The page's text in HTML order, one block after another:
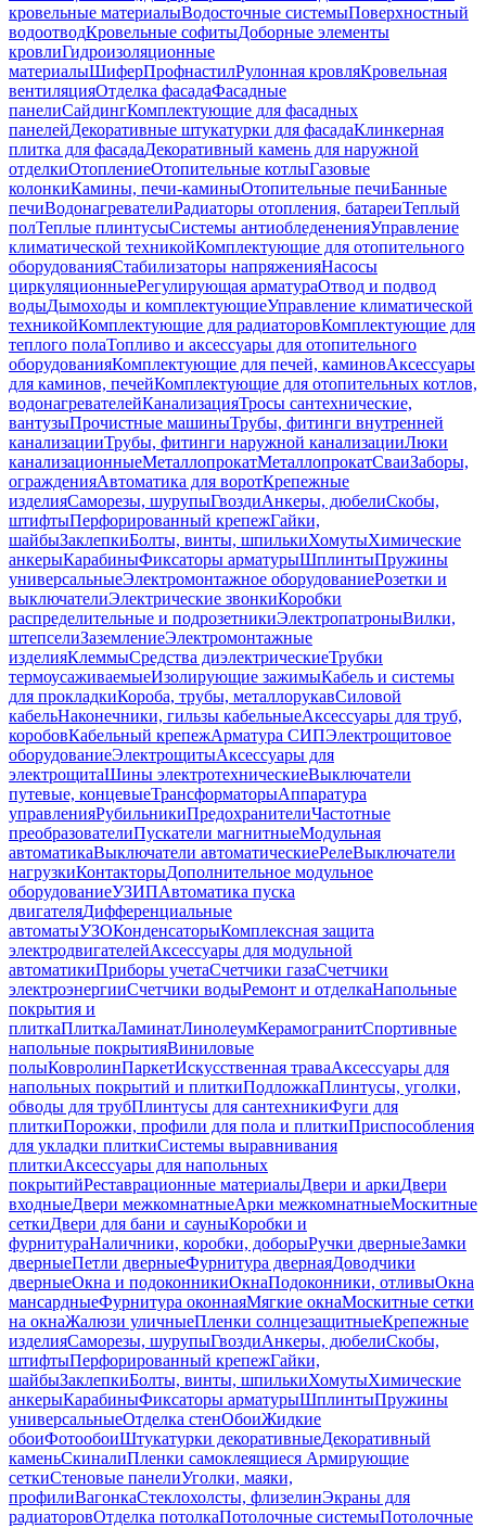
кровельные материалыВодосточные системыПоверхностный
водоотводКровельные софитыДоборные элементы
кровлиГидроизоляционные
материалыШиферПрофнастилРулонная кровляКровельная
вентиляцияОтделка фасадаФасадные
панелиСайдингКомплектующие для фасадных
панелейДекоративные штукатурки для фасадаКлинкерная
плитка для фасадаДекоративный камень для наружной
отделкиОтоплениеОтопительные котлыГазовые
колонкиКамины, печи-каминыОтопительные печиБанные
печиВодонагревателиРадиаторы отопления, батареиТеплый
полТеплые плинтусыСистемы антиобледененияУправление
климатической техникойКомплектующие для отопительного
оборудованияСтабилизаторы напряженияНасосы
циркуляционныеРегулирующая арматураОтвод и подвод
водыДымоходы и комплектующиеУправление климатической
техникойКомплектующие для радиаторовКомплектующие для
теплого полаТопливо и аксессуары для отопительного
оборудованияКомплектующие для печей, каминовАксессуары
для каминов, печейКомплектующие для отопительных котлов,
водонагревателейКанализацияТросы сантехнические,
вантузыПрочистные машиныТрубы, фитинги внутренней
канализацииТрубы, фитинги наружной канализацииЛюки
канализационныеМеталлопрокатМеталлопрокатСваиЗаборы,
огражденияАвтоматика для воротКрепежные
изделияСаморезы, шурупыГвоздиАнкеры, дюбелиСкобы,
штифтыПерфорированный крепежГайки,
шайбыЗаклепкиБолты, винты, шпилькиХомутыХимические
анкерыКарабиныФиксаторы арматурыШплинтыПружины
универсальныеЭлектромонтажное оборудованиеРозетки и
выключателиЭлектрические звонкиКоробки
распределительные и подрозетникиЭлектропатроныВилки,
штепселиЗаземлениеЭлектромонтажные
изделияКлеммыСредства диэлектрическиеТрубки
термоусаживаемыеИзолирующие зажимыКабель и системы
для прокладкиКороба, трубы, металлорукавСиловой
кабельНаконечники, гильзы кабельныеАксессуары для труб,
коробовКабельный крепежАрматура СИПЭлектрощитовое
оборудованиеЭлектрощитыАксессуары для
электрощитаШины электротехническиеВыключатели
путевые, концевыеТрансформаторыАппаратура
управленияРубильникиПредохранителиЧастотные
преобразователиПускатели магнитныеМодульная
автоматикаВыключатели автоматическиеРелеВыключатели
нагрузкиКонтакторыДополнительное модульное
оборудованиеУЗИПАвтоматика пуска
двигателяДифференциальные
автоматыУЗОКонденсаторыКомплексная защита
электродвигателейАксессуары для модульной
автоматикиПриборы учетаСчетчики газаСчетчики
электроэнергииСчетчики водыРемонт и отделкаНапольные
покрытия и
плиткаПлиткаЛаминатЛинолеумКерамогранитСпортивные
напольные покрытияВиниловые
полыКовролинПаркетИскусственная траваАксессуары для
напольных покрытий и плиткиПодложкаПлинтусы, уголки,
обводы для трубПлинтусы для сантехникиФуги для
плиткиПорожки, профили для пола и плиткиПриспособления
для укладки плиткиСистемы выравнивания
плиткиАксессуары для напольных
покрытийРеставрационные материалыДвери и аркиДвери
входныеДвери межкомнатныеАрки межкомнатныеМоскитные
сеткиДвери для бани и сауныКоробки и
фурнитураНаличники, коробки, доборыРучки дверныеЗамки
дверныеПетли дверныеФурнитура двернаяДоводчики
дверныеОкна и подоконникиОкнаПодоконники, отливыОкна
мансардныеФурнитура оконнаяМягкие окнаМоскитные сетки
на окнаЖалюзи уличныеПленки солнцезащитныеКрепежные
изделияСаморезы, шурупыГвоздиАнкеры, дюбелиСкобы,
штифтыПерфорированный крепежГайки,
шайбыЗаклепкиБолты, винты, шпилькиХомутыХимические
анкерыКарабиныФиксаторы арматурыШплинтыПружины
универсальныеОтделка стенОбоиЖидкие
обоиФотообоиШтукатурки декоративныеДекоративный
каменьСкиналиПленки самоклеящиеся Армирующие
сеткиСтеновые панелиУголки, маяки,
профилиВагонкаСтеклохолсты, флизелинЭкраны для
радиаторовОтделка потолкаПотолочные системыПотолочные